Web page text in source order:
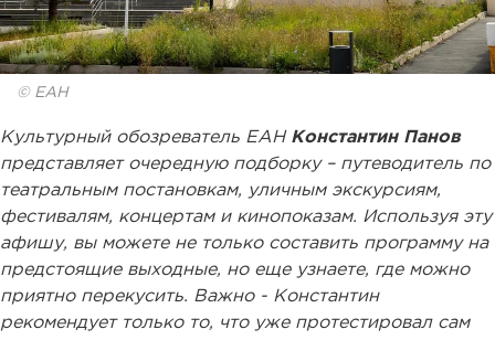
© ЕАН
Культурный обозреватель ЕАН Константин Панов
представляет очередную подборку – путеводитель по
театральным постановкам, уличным экскурсиям,
фестивалям, концертам и кинопоказам. Используя эту
афишу, вы можете не только составить программу на
предстоящие выходные, но еще узнаете, где можно
приятно перекусить. Важно - Константин
рекомендует только то, что уже протестировал сам